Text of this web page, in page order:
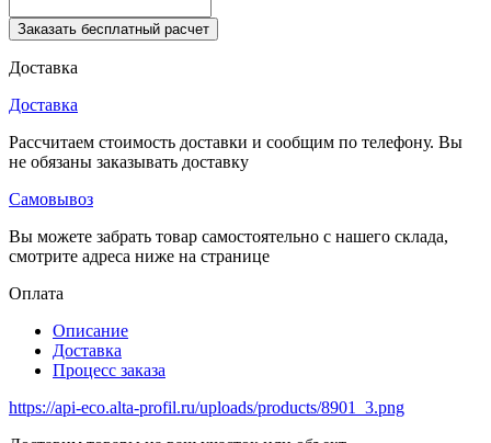
Заказать бесплатный расчет
Доставка
Доставка
Рассчитаем стоимость доставки и сообщим по телефону. Вы
не обязаны заказывать доставку
Самовывоз
Вы можете забрать товар самостоятельно с нашего склада,
смотрите адреса ниже на странице
Оплата
Описание
Доставка
Процесс заказа
https://api-eco.alta-profil.ru/uploads/products/8901_3.png